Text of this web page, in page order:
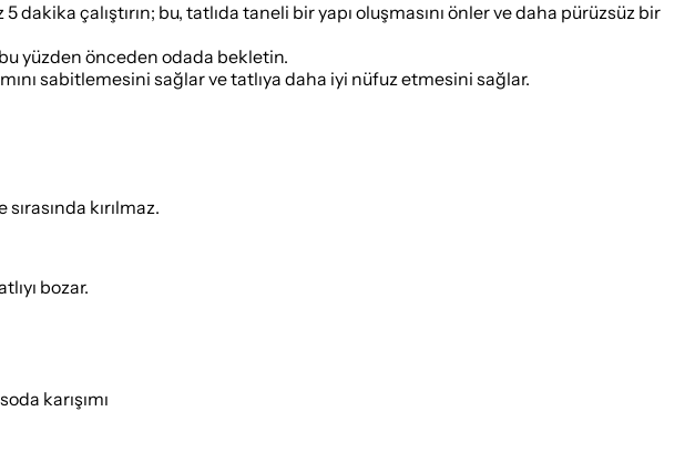
çalıştırın; bu, tatlıda taneli bir yapı oluşmasını önler ve daha pürüzsüz bir
yüzden önceden odada bekletin.
sabitlemesini sağlar ve tatlıya daha iyi nüfuz etmesini sağlar.
kırılmaz.
bozar.
karışımı